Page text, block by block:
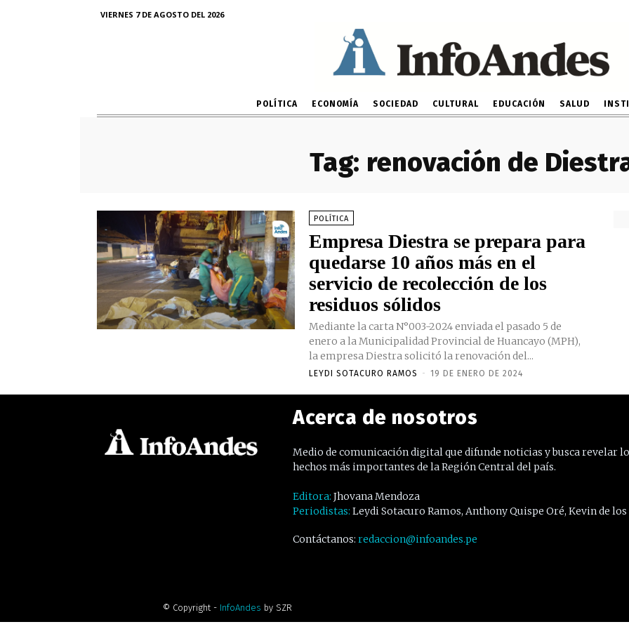
VIERNES 7 DE AGOSTO DEL 2026
POLÍTICA ECONOMÍA SOCIEDAD CULTURAL EDUCACIÓN SALUD
Tag: renovación de
POLÍTICA
Empresa Diestra se prepara para
quedarse 10 años más en el
servicio de recolección de los
residuos sólidos
Mediante la carta N°003-2024 enviada el pasado 5 de
enero a la Municipalidad Provincial de Huancayo (MPH),
la empresa Diestra solicitó la renovación del...
LEYDI SOTACURO RAMOS - 19 DE ENERO DE 2024
Acerca de nosotros
Medio de comunicación digital que difunde noticias y busca revelar
hechos más importantes de la Región Central del país.
Editora: Jhovana Mendoza
Periodistas: Leydi Sotacuro Ramos, Anthony Quispe Oré, Kevin de los
Contáctanos: redaccion@infoandes.pe
© Copyright - InfoAndes by SZR